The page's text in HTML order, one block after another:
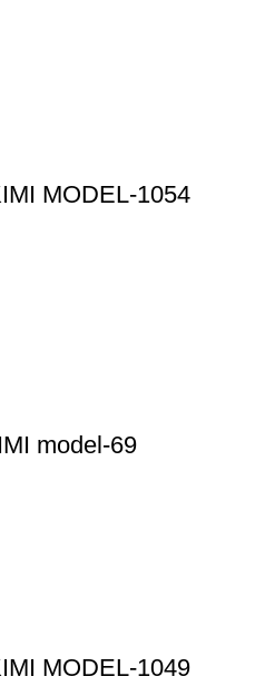
MODEL-1054
model-69
MODEL-1049